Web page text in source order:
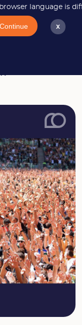
language is
Continue x